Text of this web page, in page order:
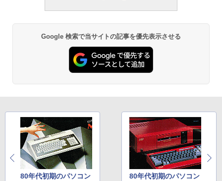
Google 検索で当サイトの記事を優先表示させる
80年代初期のパソコン
80年代初期のパソコン